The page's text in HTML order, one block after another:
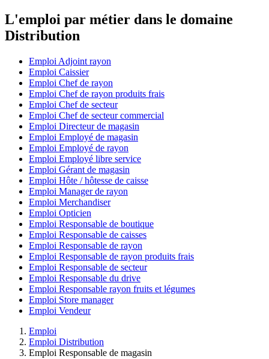
L'emploi par métier dans le domaine
Distribution
Emploi Adjoint rayon
Emploi Caissier
Emploi Chef de rayon
Emploi Chef de rayon produits frais
Emploi Chef de secteur
Emploi Chef de secteur commercial
Emploi Directeur de magasin
Emploi Employé de magasin
Emploi Employé de rayon
Emploi Employé libre service
Emploi Gérant de magasin
Emploi Hôte / hôtesse de caisse
Emploi Manager de rayon
Emploi Merchandiser
Emploi Opticien
Emploi Responsable de boutique
Emploi Responsable de caisses
Emploi Responsable de rayon
Emploi Responsable de rayon produits frais
Emploi Responsable de secteur
Emploi Responsable du drive
Emploi Responsable rayon fruits et légumes
Emploi Store manager
Emploi Vendeur
Emploi
Emploi Distribution
Emploi Responsable de magasin